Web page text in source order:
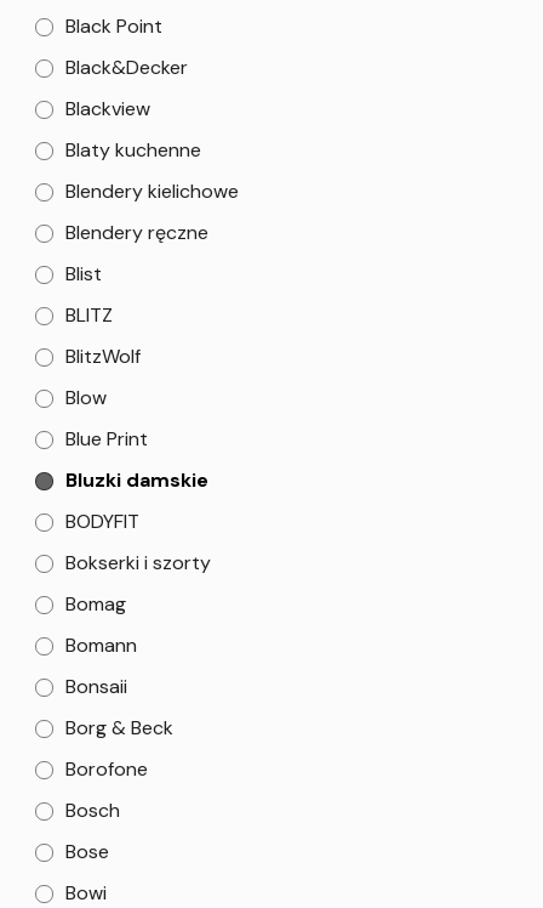
Black Point
Black&Decker
Blackview
Blaty kuchenne
Blendery kielichowe
Blendery ręczne
Blist
BLITZ
BlitzWolf
Blow
Blue Print
Bluzki damskie
BODYFIT
Bokserki i szorty
Bomag
Bomann
Bonsaii
Borg & Beck
Borofone
Bosch
Bose
Bowi